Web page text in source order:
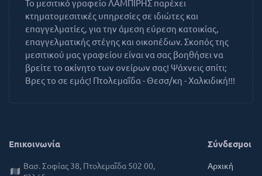
Το μεσιτικό γραφείο ΛΑΜΠΙΡΗΣ παρέχει
κτηματομεσιτικές υπηρεσίες σε ιδιώτες και
επαγγελματίες, για την άμεση εύρεση κατοικίας,
επαγγελματικής στέγης και οικοπέδων. Σκοπός της
μεσιτικού μας γραφείου είναι να σας βοηθήσει να
βρείτε το ακίνητο των ονείρων σας! Ψάχνεις σπίτι;
Βρες το σε εμάς! Πτολεμαΐδα - Θεσσ/κη - Χαλκιδική!!!
Επικοινωνία
Βασ. Σοφίας 38, Πτολεμαΐδα 502 00,
Σύνδεσμοι
Αρχική